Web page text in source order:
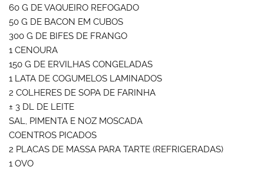
60 G DE VAQUEIRO REFOGADO
50 G DE BACON EM CUBOS
300 G DE BIFES DE FRANGO
1 CENOURA
150 G DE ERVILHAS CONGELADAS
1 LATA DE COGUMELOS LAMINADOS
2 COLHERES DE SOPA DE FARINHA
± 3 DL DE LEITE
SAL, PIMENTA E NOZ MOSCADA
COENTROS PICADOS
2 PLACAS DE MASSA PARA TARTE (REFRIGERADAS)
1 OVO